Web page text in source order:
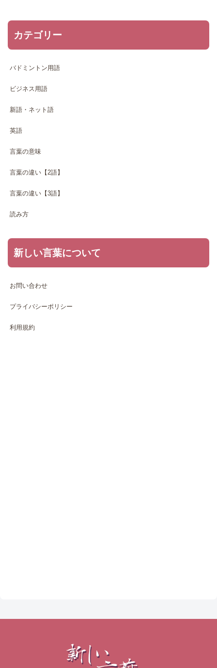
カテゴリー
バドミントン用語
ビジネス用語
新語・ネット語
英語
言葉の意味
言葉の違い【2語】
言葉の違い【3語】
読み方
新しい言葉について
お問い合わせ
プライバシーポリシー
利用規約